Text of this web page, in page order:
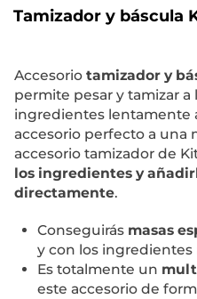
Tamizador y báscula
Accesorio tamizador y
permite pesar y tamizar a
ingredientes lentamente
accesorio perfecto a una
accesorio tamizador de
los ingredientes y
directamente.
Conseguirás masas
y con los
Es totalmente un
este accesorio de